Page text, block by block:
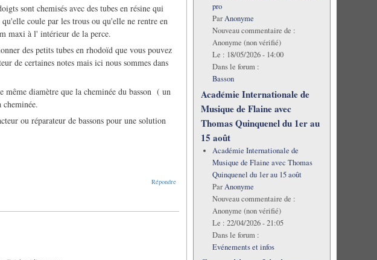
sont chemisés avec des tubes en résine qui
coule par les trous ou qu'elle ne rentre en
maxi à l' intérieur de la perce.
des petits tubes en rhodoïd que vous pouvez
de certaines notes mais ici nous sommes dans
diamètre que la cheminée du basson ( un
ou réparateur de bassons pour une solution
Répondre
pro
ParAnonyme
Nouveau commentaire de :
Anonyme (non vérifié)
Le : 18/05/2026 - 14:00
Dans le forum :
Basson
Académie Internationale de
Musique de Flaine avec
Thomas Quinquenel du 1er au
15 août
Académie Internationale de
Musique de Flaine avec Thomas
Quinquenel du 1er au 15 août
ParAnonyme
Nouveau commentaire de :
Anonyme (non vérifié)
Le : 22/04/2026 - 21:05
Dans le forum :
Evénements et infos